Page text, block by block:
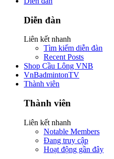
Diễn đàn
Liên kết nhanh
Tìm kiếm diễn đàn
Recent Posts
Shop Cầu Lông VNB
VnBadmintonTV
Thành viên
Thành viên
Liên kết nhanh
Notable Members
Đang truy cập
Hoạt động gần đây